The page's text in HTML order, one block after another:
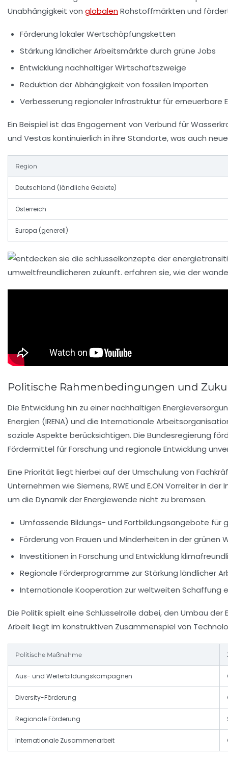
Unabhängigkeit von globalenRohstoffmärkten und
Förderung lokaler Wertschöpfungsketten
Stärkung ländlicher Arbeitsmärkte durch grüne Jobs
Entwicklung nachhaltiger Wirtschaftszweige
Reduktion der Abhängigkeit von fossilen Importen
Verbesserung regionaler Infrastruktur für erneuerbare
Ein Beispiel ist das Engagement von Verbund für
und Vestas kontinuierlich in ihre Standorte, was auch
Region
Deutschland (ländliche Gebiete)
Österreich
Europa (generell)
Politische Rahmenbedingungen und
Die Entwicklung hin zu einer nachhaltigen
Energien (IRENA) und die Internationale
soziale Aspekte berücksichtigen. Die Bundesregierung
Fördermittel für Forschung und regionale Entwicklung
Eine Priorität liegt hierbei auf der Umschulung von
Unternehmen wie Siemens, RWE und E.ON Vorreiter in
um die Dynamik der Energiewende nicht zu bremsen.
Umfassende Bildungs- und Fortbildungsangebote für
Förderung von Frauen und Minderheiten in der grünen
Investitionen in Forschung und Entwicklung
Regionale Förderprogramme zur Stärkung ländlicher
Internationale Kooperation zur weltweiten Schaffung
Die Politik spielt eine Schlüsselrolle dabei, den Umbau
Arbeit liegt im konstruktiven Zusammenspiel von
Politische Maßnahme
Aus- und Weiterbildungskampagnen
Diversity-Förderung
Regionale Förderung
Internationale Zusammenarbeit